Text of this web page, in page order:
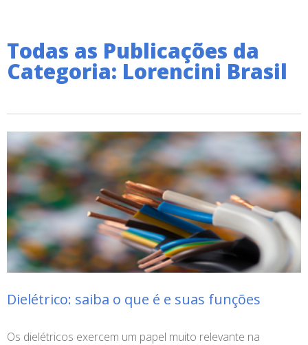
Todas as Publicações da
Categoria: Lorencini Brasil
Dielétrico: saiba o que é e suas funções
Os dielétricos exercem um papel muito relevante na